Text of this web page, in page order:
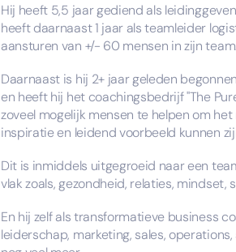
​Hij heeft 5,5 jaar gediend als
heeft daarnaast 1 jaar als teamleider
aansturen van +/- 60 mensen in zijn team.
​Daarnaast is hij 2+ jaar geleden
en heeft hij het coachingsbedrijf "The
zoveel mogelijk mensen te helpen om
inspiratie en leidend voorbeeld kunnen
​Dit is inmiddels uitgegroeid naar een
vlak zoals, gezondheid, relaties,
​En hij zelf als transformatieve business
leiderschap, marketing, sales,